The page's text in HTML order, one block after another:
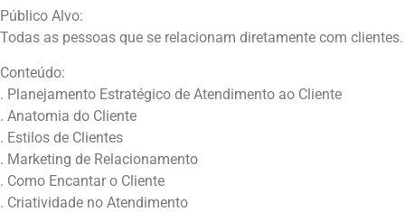
Público Alvo:
Todas as pessoas que se relacionam diretamente com clientes.
Conteúdo:
. Planejamento Estratégico de Atendimento ao Cliente
. Anatomia do Cliente
. Estilos de Clientes
. Marketing de Relacionamento
. Como Encantar o Cliente
. Criatividade no Atendimento